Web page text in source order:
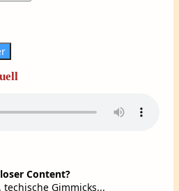
Content?
techische Gimmicks...